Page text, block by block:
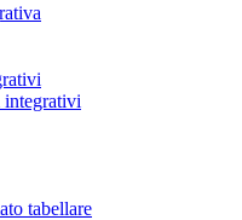
integrativi
tabellare